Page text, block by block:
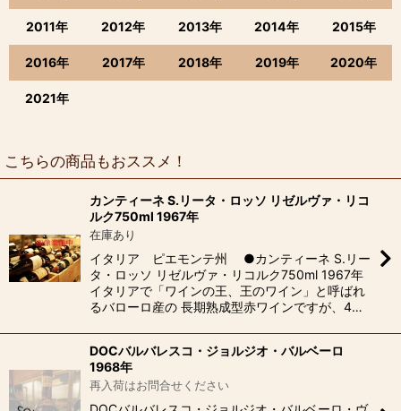
2011年 2012年 2013年 2014年 2015年
2016年 2017年 2018年 2019年 2020年
2021年
こちらの商品もおススメ！
カンティーネ S.リータ・ロッソ リゼルヴァ・リコ
ルク750ml 1967年
在庫あり
イタリア ピエモンテ州 ●カンティーネ S.リー
タ・ロッソ リゼルヴァ・リコルク750ml 1967年
イタリアで「ワインの王、王のワイン」と呼ばれ
るバローロ産の 長期熟成型赤ワインですが、4…
DOCバルバレスコ・ジョルジオ・バルベーロ
1968年
再入荷はお問合せください